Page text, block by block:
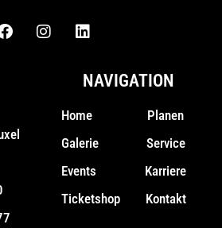
NAVIGATION
Home
Galerie
Events
Ticketshop
Planen
Service
Karriere
Kontakt